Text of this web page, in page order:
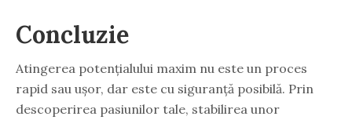
Concluzie
Atingerea potențialului maxim nu este un proces
rapid sau ușor, dar este cu siguranță posibilă. Prin
descoperirea pasiunilor tale, stabilirea unor